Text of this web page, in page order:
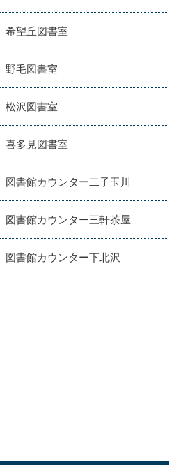
希望丘図書室
野毛図書室
松沢図書室
喜多見図書室
図書館カウンター二子玉川
図書館カウンター三軒茶屋
図書館カウンター下北沢